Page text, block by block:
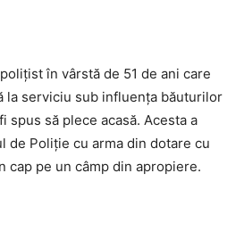
în vârstă de 51 de ani care
la serviciu sub influența băuturilor
spus să plece acasă. Acesta a
de Poliție cu arma din dotare cu
cap pe un câmp din apropiere.